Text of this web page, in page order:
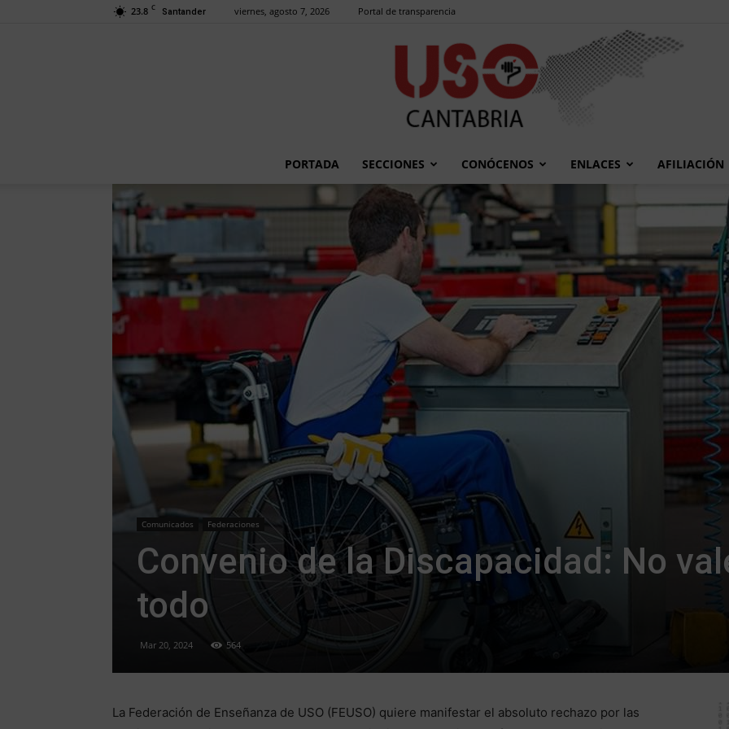
23.8 C Santander viernes, agosto 7, 2026 Portal de transparencia
Cantabria
PORTADA SECCIONES CONÓCENOS ENLACES AFILIACIÓN
Comunicados Federaciones
Convenio de la Discapacidad: No
todo
Mar 20, 2024 564
La Federación de Enseñanza de USO (FEUSO) quiere manifestar el absoluto rechazo por las